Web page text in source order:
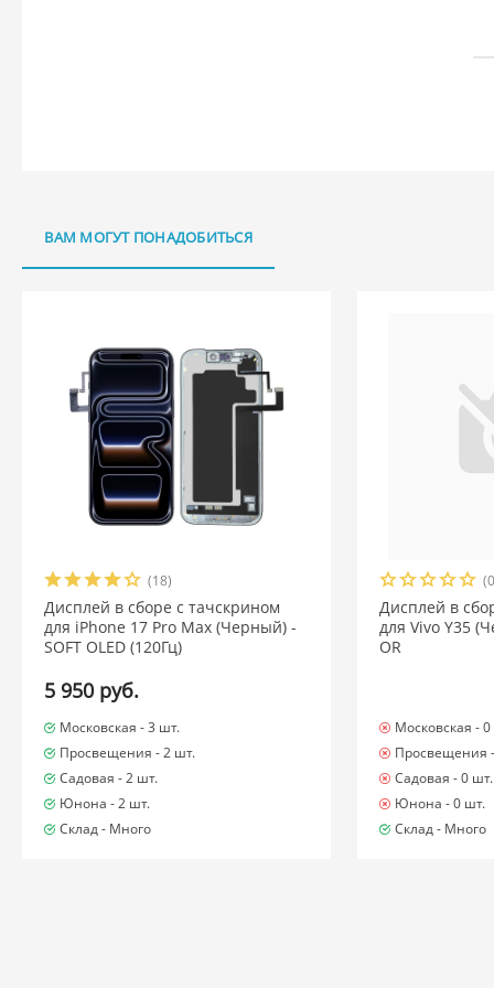
ВАМ МОГУТ ПОНАДОБИТЬСЯ
(18)
Дисплей в сборе с тачскрином
для iPhone 17 Pro Max (Черный) -
SOFT OLED (120Гц)
5 950 руб.
Московская -3 шт.
Просвещения -2 шт.
Садовая -2 шт.
Юнона -2 шт.
Склад - Много
Дисплей в
для Vivo Y35
OR
Московская -0
Просвещения
Садовая -0 шт.
Юнона -0 шт.
Склад - Много